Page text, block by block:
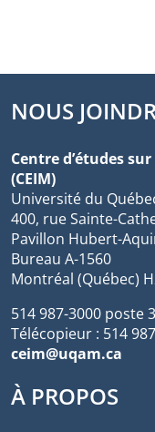
NOUS
Centre d’études
(CEIM)
Université du
400, rue Sainte-
Pavillon Hubert-
Bureau A-1560
Montréal (Québec)
514 987-3000 poste
Télécopieur : 514
ceim@uqam.ca
À PROPOS